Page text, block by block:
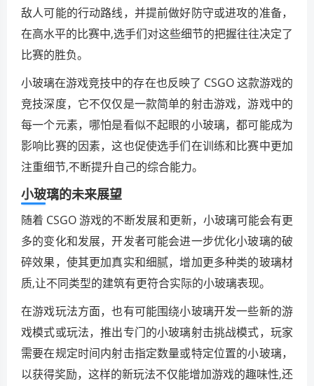
敌人可能的行动路线，并提前做好防守或进攻的准备，
在高水平的比赛中,选手们对这些细节的把握往往决定了
比赛的胜负。
小玻璃在游戏竞技中的存在也反映了 CSGO 这款游戏的
竞技深度，它不仅仅是一款简单的射击游戏，游戏中的
每一个元素，哪怕是看似不起眼的小玻璃，都可能成为
影响比赛的因素，这也促使选手们在训练和比赛中更加
注重细节,不断提升自己的综合能力。
小玻璃的未来展望
随着 CSGO 游戏的不断发展和更新，小玻璃可能会有更
多的变化和发展，开发者可能会进一步优化小玻璃的破
碎效果，使其更加真实和细腻，增加更多种类的玻璃材
质,让不同类型的建筑有更符合实际的小玻璃表现。
在游戏玩法方面，也有可能围绕小玻璃开发一些新的游
戏模式或玩法，推出专门的小玻璃射击挑战模式，玩家
需要在规定时间内射击指定数量或特定位置的小玻璃，
以获得奖励，这样的新玩法不仅能增加游戏的趣味性,还